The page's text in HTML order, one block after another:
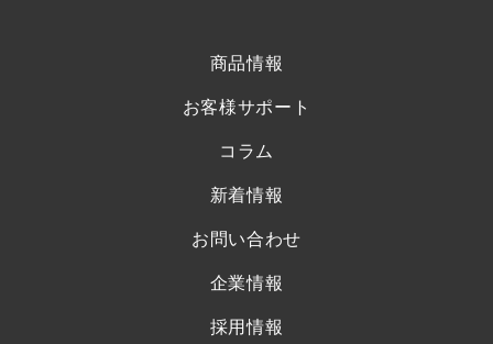
商品情報
お客様サポート
コラム
新着情報
お問い合わせ
企業情報
採用情報